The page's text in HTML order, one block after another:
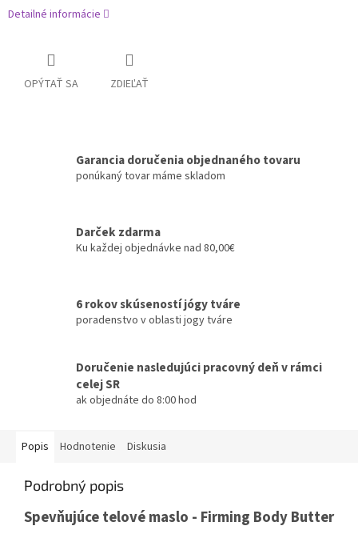
Detailné informácie
OPÝTAŤ SA ZDIEĽAŤ
Garancia doručenia objednaného tovaru
ponúkaný tovar máme skladom
Darček zdarma
Ku každej objednávke nad 80,00€
6 rokov skúseností jógy tváre
poradenstvo v oblasti jogy tváre
Doručenie nasledujúci pracovný deň v rámci
celej SR
ak objednáte do 8:00 hod
Popis Hodnotenie Diskusia
Podrobný popis
Spevňujúce telové maslo - Firming Body Butter